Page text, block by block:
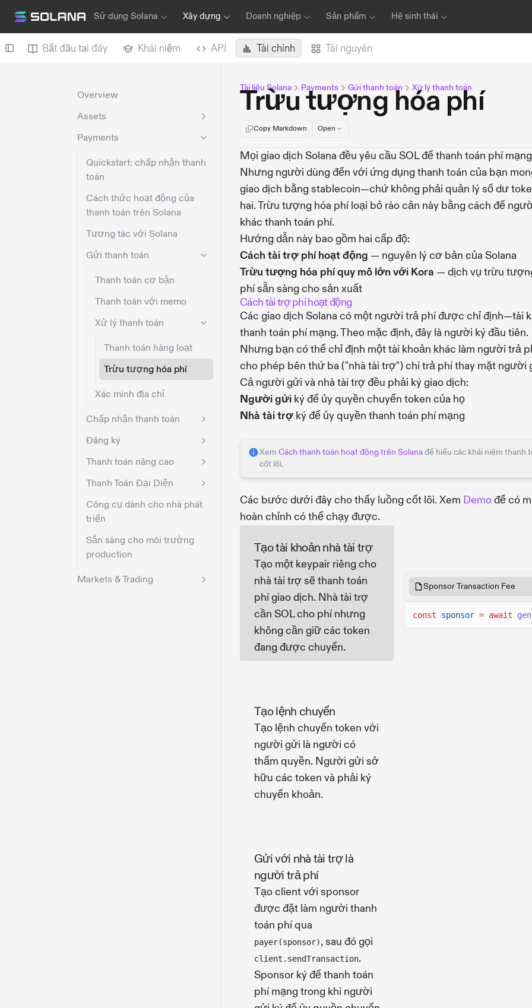
Sử dụng Solana Xây dựng Doanh nghiệp Sản phẩm Hệ sinh thái
Bắt đầu tại đây Khái niệm API Tài chính Tài nguyên
Overview
Assets
Payments
Quickstart: chấp nhận thanh
toán
Cách thức hoạt động của
thanh toán trên Solana
Tương tác với Solana
Gửi thanh toán
Thanh toán cơ bản
Thanh toán với memo
Xử lý thanh toán
Thanh toán hàng loạt
Trừu tượng hóa phí
Xác minh địa chỉ
Chấp nhận thanh toán
Đăng ký
Thanh toán nâng cao
Thanh Toán Đại Diện
Công cụ dành cho nhà phát
triển
Sẵn sàng cho môi trường
production
Markets & Trading
Tài liệu Solana Payments Gửi thanh toán Xử lý thanh toán
Trừu tượng hóa phí
Copy Markdown Open
Mọi giao dịch Solana đều yêu cầu SOL để thanh toán phí
Nhưng người dùng đến với ứng dụng thanh toán của bạn
giao dịch bằng stablecoin—chứ không phải quản lý số dư
hai. Trừu tượng hóa phí loại bỏ rào cản này bằng cách để
khác thanh toán phí.
Hướng dẫn này bao gồm hai cấp độ:
Cách tài trợ phí hoạt động — nguyên lý cơ bản của Solana
Trừu tượng hóa phí quy mô lớn với Kora — dịch vụ trừu
phí sẵn sàng cho sản xuất
Cách tài trợ phí hoạt động
Các giao dịch Solana có một người trả phí được chỉ định—tài
thanh toán phí mạng. Theo mặc định, đây là người ký đầu tiên.
Nhưng bạn có thể chỉ định một tài khoản khác làm người trả
cho phép bên thứ ba ("nhà tài trợ") chi trả phí thay mặt người
Cả người gửi và nhà tài trợ đều phải ký giao dịch:
Người gửi ký để ủy quyền chuyển token của họ
Nhà tài trợ ký để ủy quyền thanh toán phí mạng
Xem Cách thanh toán hoạt động trên Solanađể hiểu các khái niệm thanh
cốt lõi.
Các bước dưới đây cho thấy luồng cốt lõi. Xem Demođể có
hoàn chỉnh có thể chạy được.
Tạo tài khoản nhà tài trợ
Tạo một keypair riêng cho
nhà tài trợ sẽ thanh toán
phí giao dịch. Nhà tài trợ
cần SOL cho phí nhưng
không cần giữ các token
đang được chuyển.
Tạo lệnh chuyển
Tạo lệnh chuyển token với
người gửi là người có
thẩm quyền. Người gửi sở
hữu các token và phải ký
chuyển khoản.
Gửi với nhà tài trợ là
người trả phí
Tạo client với sponsor
được đặt làm người thanh
toán phí qua
payer(sponsor), sau đó gọi
client.sendTransaction.
Sponsor ký để thanh toán
phí mạng trong khi người
Sponsor Transaction Fee
const sponsor = await